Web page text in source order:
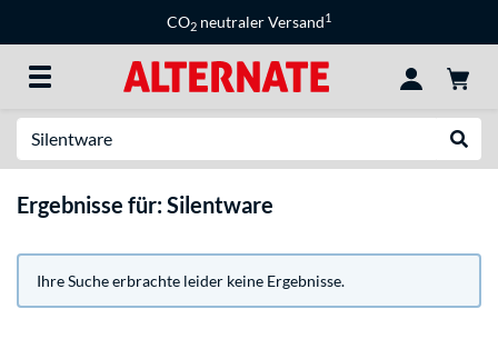
CO2 neutraler Versand1
Ergebnisse für: Silentware
Ihre Suche erbrachte leider keine Ergebnisse.